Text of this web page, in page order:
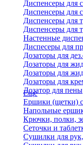
Диспенсеры для
Диспенсеры для
Диспенсеры для
Диспенсеры для
Настенные
Диспесеры для
Дозаторы для
Дозаторы для
Дозаторы для
Дозаторы для
Дозатор для пены
Еще
Ершики (щетки)
Напольные
Крючки, полки,
Сеточки и
Сушилки для